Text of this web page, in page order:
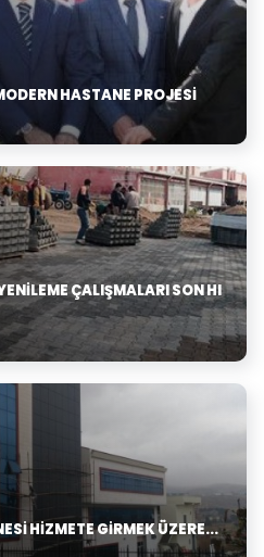
HASTANE PROJESİ
ÇALIŞMALARI SON HI
HİZMETE GİRMEK ÜZERE...